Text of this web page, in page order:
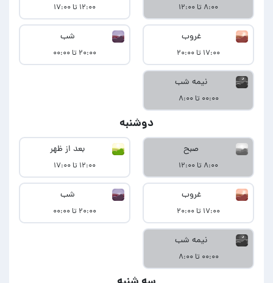
۸:۰۰ تا ۱۲:۰۰ ۱۲:۰۰ تا ۱۷:۰۰
غروب
۱۷:۰۰ تا ۲۰:۰۰
شب
۲۰:۰۰ تا ۰۰:۰۰
نیمه شب
۰۰:۰۰ تا ۸:۰۰
دوشنبه
صبح
۸:۰۰ تا ۱۲:۰۰
بعد از ظهر
۱۲:۰۰ تا ۱۷:۰۰
غروب
۱۷:۰۰ تا ۲۰:۰۰
شب
۲۰:۰۰ تا ۰۰:۰۰
نیمه شب
۰۰:۰۰ تا ۸:۰۰